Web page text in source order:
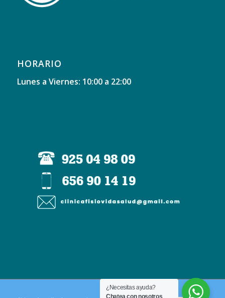
HORARIO
Lunes a Viernes: 10:00 a 22:00
¿Necesitas ayuda?
Chatea con nosotros